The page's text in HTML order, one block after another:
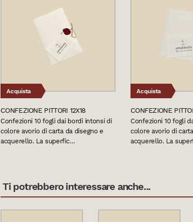
Acquista
CONFEZIONE PITTORI 12X18
Confezioni 10 fogli dai bordi intonsi di
colore avorio di carta da disegno e
acquerello. La superfic…
Acquista
CONFEZIONE
Confezioni 10 fogli
colore avorio di
acquerello. La
Ti potrebbero interessare anche...